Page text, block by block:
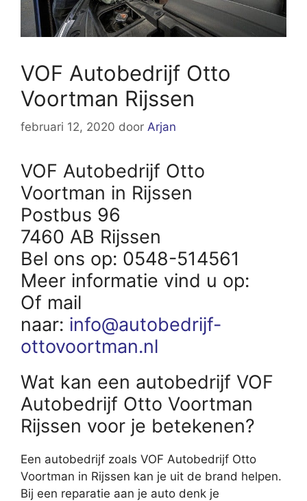
VOF Autobedrijf Otto
Voortman Rijssen
februari 12, 2020 door Arjan
VOF Autobedrijf Otto
Voortman in Rijssen
Postbus 96
7460 AB Rijssen
Bel ons op: 0548-514561
Meer informatie vind u op:
Of mail
naar: info@autobedrijf-
ottovoortman.nl
Wat kan een autobedrijf VOF
Autobedrijf Otto Voortman
Rijssen voor je betekenen?
Een autobedrijf zoals VOF Autobedrijf Otto
Voortman in Rijssen kan je uit de brand helpen.
Bij een reparatie aan je auto denk je